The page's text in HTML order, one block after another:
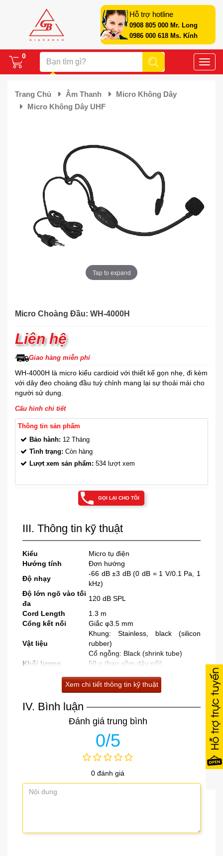
Hỗ trợ hotline
0908 805 000 Mr. Long
0986 000 618 Ms. Kính
Toggle
0
Trang Chủ Âm Thanh
Micro Không Dây
Micro Không Dây UHF
Tap to expand
Micro Choàng Đầu: WH-4000H
Liên hệ
Giao hàng miễn phí
WH-4000H là micro kiểu cardioid với thiết kế gọn nhẹ, đi kèm
với dây đeo choàng đầu tuỳ chỉnh mang lại sự thoải mái cho
người sử dụng.
Cấu hình chi tiết
Thông tin sản phẩm
Bảo hành: 12 Tháng
Tình trạng: Còn hàng
Lượt xem sản phẩm: 534 lượt xem
GỌI LẠI CHO TÔI
III. Thông tin kỹ thuật
Kiểu
Micro tụ điện
Hướng tính
Đơn hướng
Độ nhạy
-66 dB ±3 dB (0 dB = 1 V/0.1 Pa, 1
kHz)
Độ lớn ngõ vào tối
đa
120 dB SPL
Cord Length
1.3 m
Cổng kết nối
Giắc φ3.5 mm
Vật liệu
Khung: Stainless, black (silicon
rubber)
Cổ ngỗng: Black (shrink tube)
Khối lượng
50 g (bao gồm dây nối)
Xem chi tiết thông tin kỹ thuật
IV. Bình luận
Đánh giá trung bình
0/5
0 đánh giá